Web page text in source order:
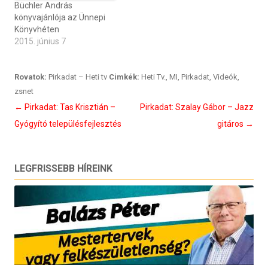
Büchler András
könyvajánlója az Ünnepi
Könyvhéten
2015. június 7
Rovatok: Pirkadat – Heti tv Cimkék: Heti Tv., MI, Pirkadat, Videók,
zsnet
Bejegyzés
navigáció
← Pirkadat: Tas Krisztián –
Gyógyító településfejlesztés
Pirkadat: Szalay Gábor – Jazz
gitáros →
LEGFRISSEBB HÍREINK